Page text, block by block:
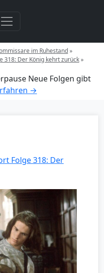
im Ruhestand»
318: Der König kehrt zurück»
Neue Folgen gibt
→
Folge 318: Der